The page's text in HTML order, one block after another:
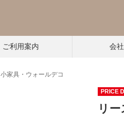
ご利用案内 会
小家具・ウォールデコ
リー